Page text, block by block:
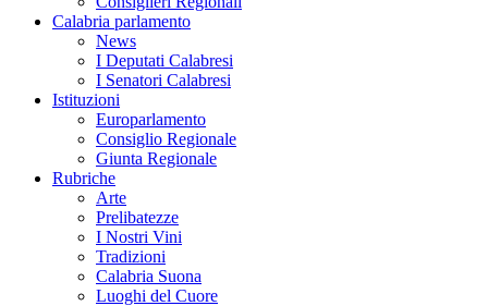
Calabria parlamento
News
I Deputati Calabresi
I Senatori Calabresi
Istituzioni
Europarlamento
Consiglio Regionale
Giunta Regionale
Rubriche
Arte
Prelibatezze
I Nostri Vini
Tradizioni
Calabria Suona
Luoghi del Cuore